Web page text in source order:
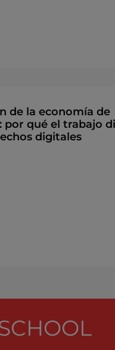
de la economía de
por qué el trabajo
digitales